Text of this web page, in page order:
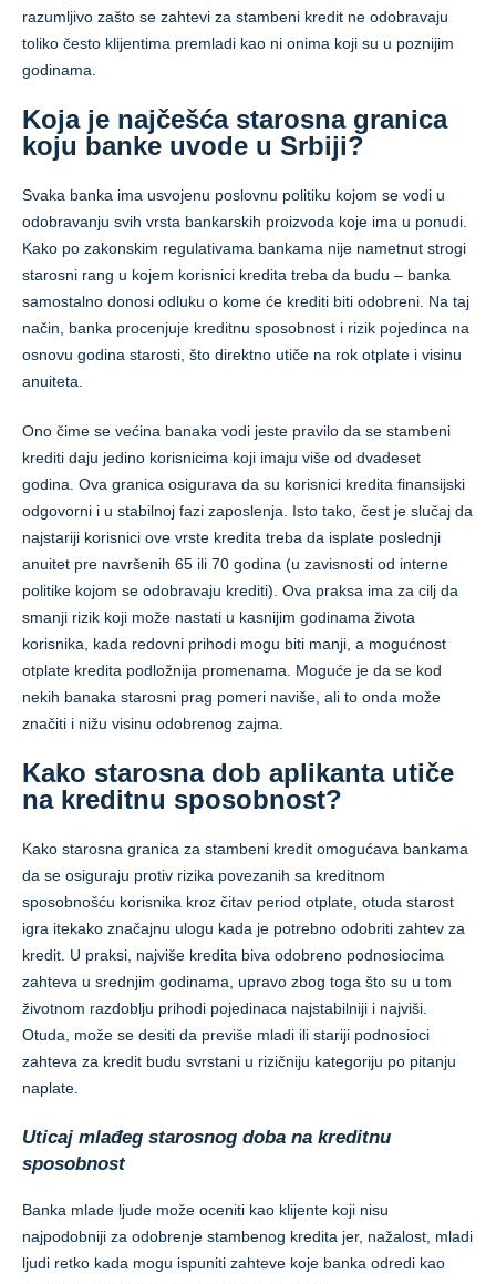
razumljivo zašto se zahtevi za stambeni kredit ne odobravaju
toliko često klijentima premladi kao ni onima koji su u poznijim
godinama.
Koja je najčešća starosna granica
koju banke uvode u Srbiji?
Svaka banka ima usvojenu poslovnu politiku kojom se vodi u
odobravanju svih vrsta bankarskih proizvoda koje ima u ponudi.
Kako po zakonskim regulativama bankama nije nametnut strogi
starosni rang u kojem korisnici kredita treba da budu – banka
samostalno donosi odluku o kome će krediti biti odobreni. Na taj
način, banka procenjuje kreditnu sposobnost i rizik pojedinca na
osnovu godina starosti, što direktno utiče na rok otplate i visinu
anuiteta.
Ono čime se većina banaka vodi jeste pravilo da se stambeni
krediti daju jedino korisnicima koji imaju više od dvadeset
godina. Ova granica osigurava da su korisnici kredita finansijski
odgovorni i u stabilnoj fazi zaposlenja. Isto tako, čest je slučaj da
najstariji korisnici ove vrste kredita treba da isplate poslednji
anuitet pre navršenih 65 ili 70 godina (u zavisnosti od interne
politike kojom se odobravaju krediti). Ova praksa ima za cilj da
smanji rizik koji može nastati u kasnijim godinama života
korisnika, kada redovni prihodi mogu biti manji, a mogućnost
otplate kredita podložnija promenama. Moguće je da se kod
nekih banaka starosni prag pomeri naviše, ali to onda može
značiti i nižu visinu odobrenog zajma.
Kako starosna dob aplikanta utiče
na kreditnu sposobnost?
Kako starosna granica za stambeni kredit omogućava bankama
da se osiguraju protiv rizika povezanih sa kreditnom
sposobnošću korisnika kroz čitav period otplate, otuda starost
igra itekako značajnu ulogu kada je potrebno odobriti zahtev za
kredit. U praksi, najviše kredita biva odobreno podnosiocima
zahteva u srednjim godinama, upravo zbog toga što su u tom
životnom razdoblju prihodi pojedinaca najstabilniji i najviši.
Otuda, može se desiti da previše mladi ili stariji podnosioci
zahteva za kredit budu svrstani u rizičniju kategoriju po pitanju
naplate.
Uticaj mlađeg starosnog doba na kreditnu
sposobnost
Banka mlade ljude može oceniti kao klijente koji nisu
najpodobniji za odobrenje stambenog kredita jer, nažalost, mladi
ljudi retko kada mogu ispuniti zahteve koje banka odredi kao